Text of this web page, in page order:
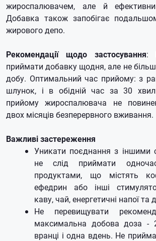
жироспалювачем, але й
Добавка також запобігає
жирового депо.
Рекомендації щодо застосування:
приймати добавку щодня, але не
добу. Оптимальний час прийому: з
шлунок, і в обідній час за 30
прийому жироспалювача не
двох місяців безперервного вживання.
Важливі застереження
Уникати поєднання з іншими
не слід приймати
продуктами, що містять
ефедрин або інші
каву, чай, енергетичні напої та
Не перевищувати
максимальна добова доза -
вранці і одна вдень. Не